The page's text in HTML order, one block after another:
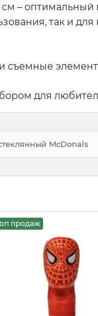
–
так и
и съемные
для
McDonals
продаж